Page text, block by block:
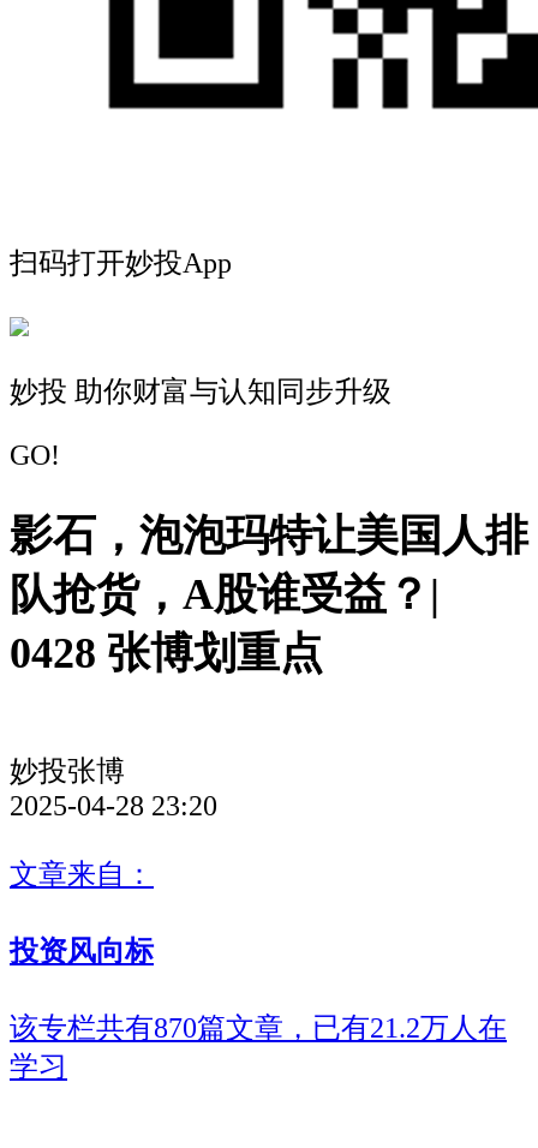
扫码打开妙投App
妙投 助你财富与认知同步升级
GO!
影石，泡泡玛特让美国人排
队抢货，A股谁受益？|
0428 张博划重点
妙投张博
2025-04-28 23:20
文章来自：
投资风向标
该专栏共有870篇文章，已有21.2万人在
学习